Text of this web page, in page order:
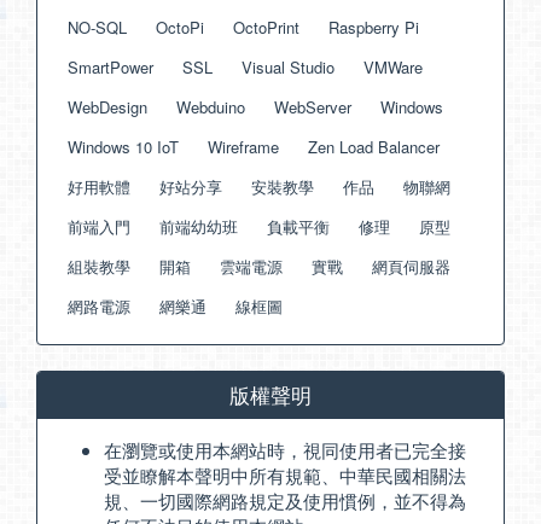
NO-SQL
OctoPi OctoPrint
Raspberry Pi
SmartPower
SSL Visual Studio
VMWare
WebDesign
Webduino WebServer
Windows
Windows 10 IoT
Wireframe
Zen Load Balancer
好用軟體
好站分享 安裝教學 作品
物聯網
前端入門
前端幼幼班 負載平衡 修理
原型
組裝教學
開箱 雲端電源 實戰
網頁伺服器
網路電源
網樂通 線框圖
版權聲明
在瀏覽或使用本網站時，視同使用者已完全接
受並瞭解本聲明中所有規範、中華民國相關法
規、一切國際網路規定及使用慣例，並不得為